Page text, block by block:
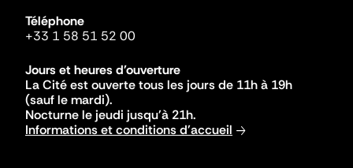
Téléphone
+33 1 58 51 52 00
Jours et heures d'ouverture
La Cité est ouverte tous les jours de 11h à 19h
(sauf le mardi).
Nocturne le jeudi jusqu'à 21h.
Informations et conditions d'accueil